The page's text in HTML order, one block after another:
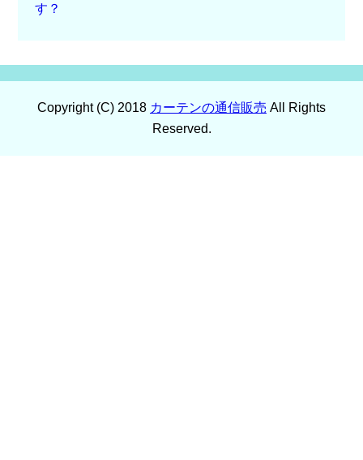
す？
Copyright (C) 2018 カーテンの通信販売 All Rights
Reserved.